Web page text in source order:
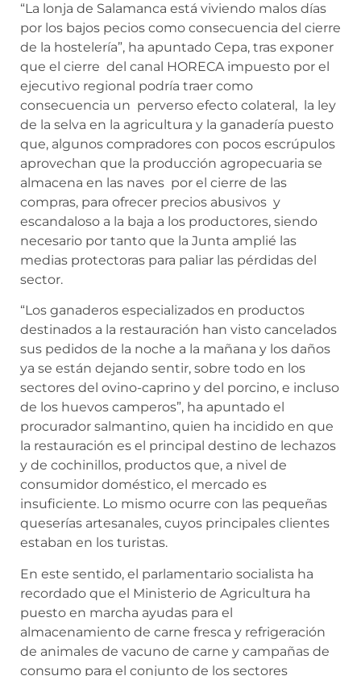
“La lonja de Salamanca está viviendo malos días
por los bajos pecios como consecuencia del cierre
de la hostelería”, ha apuntado Cepa, tras exponer
que el cierre del canal HORECA impuesto por el
ejecutivo regional podría traer como
consecuencia un perverso efecto colateral, la ley
de la selva en la agricultura y la ganadería puesto
que, algunos compradores con pocos escrúpulos
aprovechan que la producción agropecuaria se
almacena en las naves por el cierre de las
compras, para ofrecer precios abusivos y
escandaloso a la baja a los productores, siendo
necesario por tanto que la Junta amplié las
medias protectoras para paliar las pérdidas del
sector.
“Los ganaderos especializados en productos
destinados a la restauración han visto cancelados
sus pedidos de la noche a la mañana y los daños
ya se están dejando sentir, sobre todo en los
sectores del ovino-caprino y del porcino, e incluso
de los huevos camperos”, ha apuntado el
procurador salmantino, quien ha incidido en que
la restauración es el principal destino de lechazos
y de cochinillos, productos que, a nivel de
consumidor doméstico, el mercado es
insuficiente. Lo mismo ocurre con las pequeñas
queserías artesanales, cuyos principales clientes
estaban en los turistas.
En este sentido, el parlamentario socialista ha
recordado que el Ministerio de Agricultura ha
puesto en marcha ayudas para el
almacenamiento de carne fresca y refrigeración
de animales de vacuno de carne y campañas de
consumo para el conjunto de los sectores